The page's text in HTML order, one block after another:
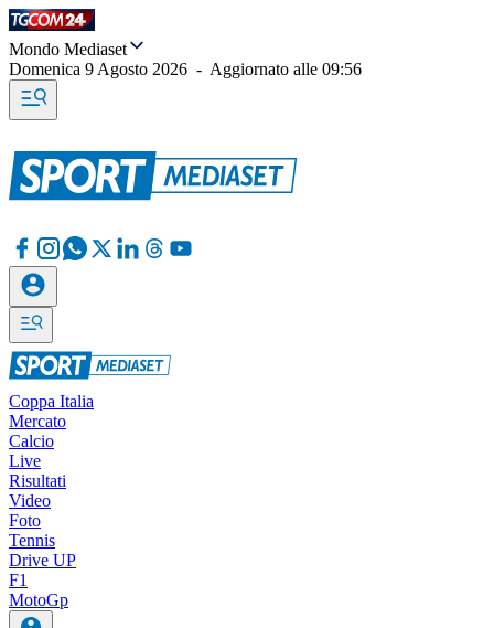
Mondo Mediaset
Domenica 9 Agosto 2026 - Aggiornato alle 09:56
Coppa Italia
Mercato
Calcio
Live
Risultati
Video
Foto
Tennis
Drive UP
F1
MotoGp